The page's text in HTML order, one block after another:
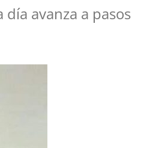
avanza a pasos